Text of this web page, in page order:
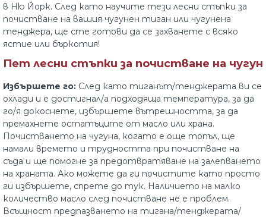
в Ню Йорк. След като научите тези лесни стъпки за
почистване на вашия чугунен тиган или чугунена
тенджера, ще сте готови да се захванете с всяко
ястие или бъркотия!
Пет лесни стъпки за почистване на чугун
Избършете го: След като тиганът/тенджерата ви се
охлади и е достигнал/а подходяща температура, за да
го/я докоснете, избършете вътрешността, за да
премахнете остатъците от масло или храна.
Почистването на чугуна, когато е още топъл, ще
намали времето и трудността при почистване на
съда и ще помогне за предотвратяване на залепването
на храната. Ако можете да ги почистите като просто
ги избършете, спрете до тук. Наличието на малко
количество масло след почистване не е проблем.
Всъщност предпазването на тигана/тенджерата/